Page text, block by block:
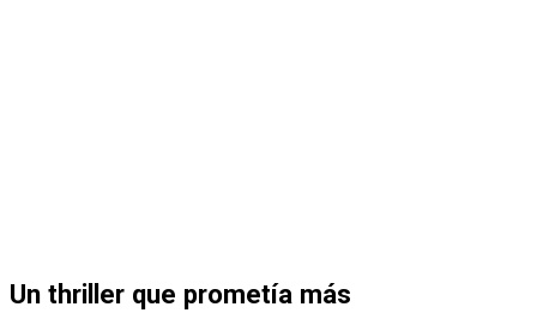
Un thriller que prometía más